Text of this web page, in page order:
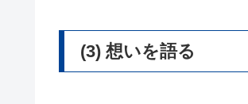
(3) 想いを語る